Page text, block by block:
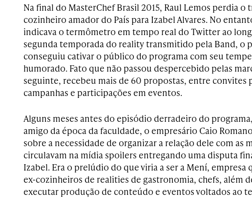
Na final do MasterChef Brasil 2015, Raul Lemos perdia
cozinheiro amador do País para Izabel Alvares. No
indicava o termômetro em tempo real do Twitter ao
segunda temporada do reality transmitido pela Band, o
conseguiu cativar o público do programa com seu
humorado. Fato que não passou despercebido pelas
seguinte, recebeu mais de 60 propostas, entre convites
campanhas e participações em eventos.
Alguns meses antes do episódio derradeiro do
amigo da época da faculdade, o empresário Caio
sobre a necessidade de organizar a relação dele com as
circulavam na mídia spoilers entregando uma disputa
Izabel. Era o prelúdio do que viria a ser a Mení, empresa
ex-cozinheiros de realities de gastronomia, chefs, além
executar produção de conteúdo e eventos voltados ao